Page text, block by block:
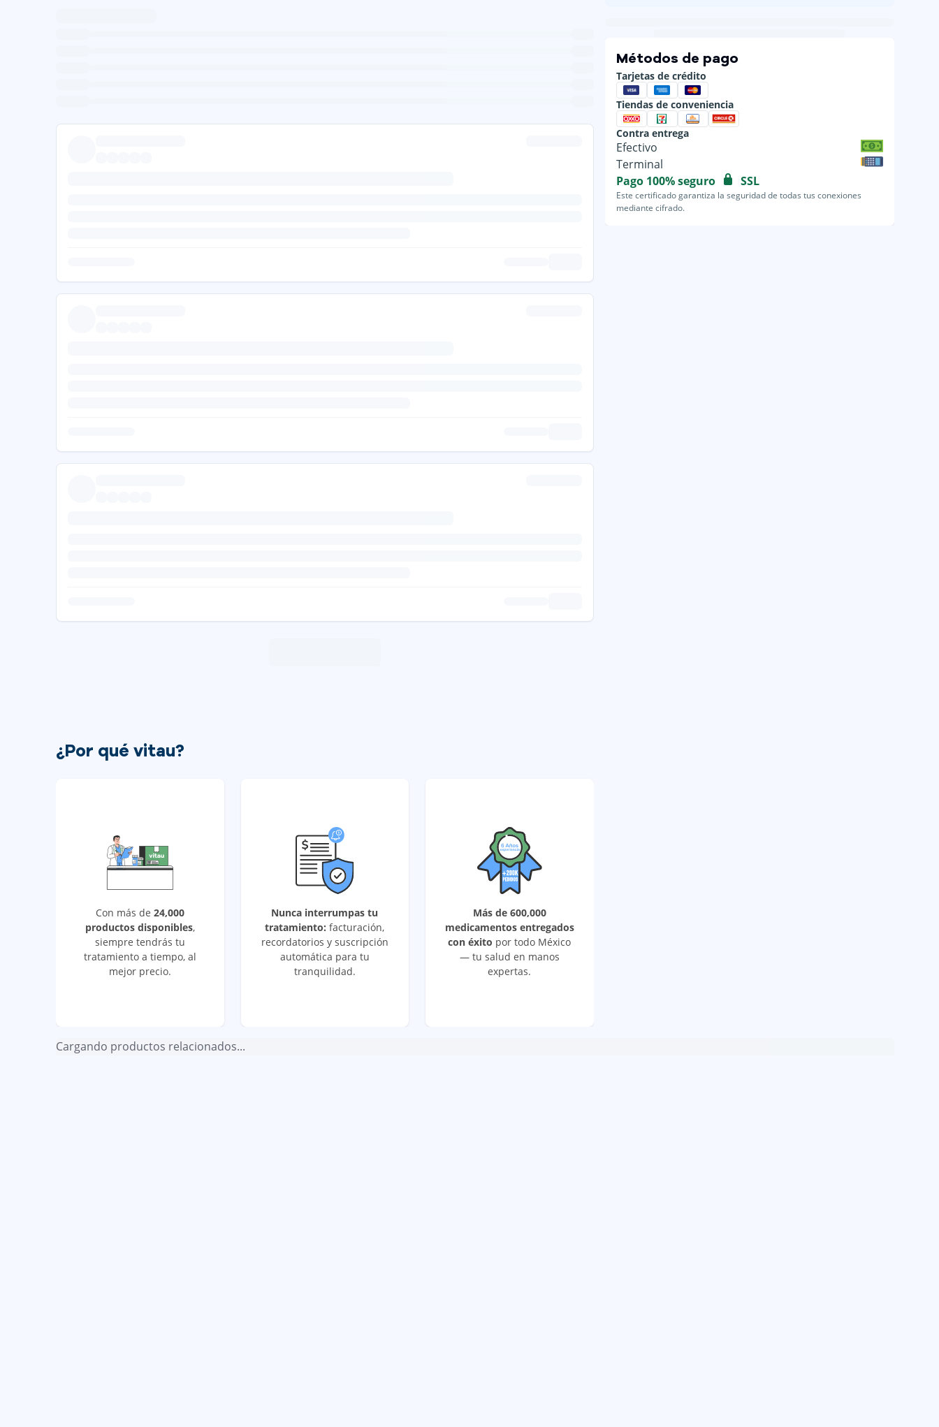
Métodos de pago
Tarjetas de crédito
Tiendas de conveniencia
Contra entrega
Efectivo
Terminal
Pago 100% seguro
SSL
Este certificado garantiza la seguridad de todas tus conexiones
mediante cifrado.
¿Por qué vitau?
Con más de 24,000
productos disponibles,
siempre tendrás tu
tratamiento a tiempo, al
mejor precio.
Nunca interrumpas tu
tratamiento: facturación,
recordatorios y suscripción
automática para tu
tranquilidad.
Más de 600,000
medicamentos entregados
con éxito por todo México
— tu salud en manos
expertas.
Cargando productos relacionados...